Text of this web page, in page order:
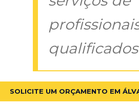
SOLICITE UM ORÇAMENTO EM